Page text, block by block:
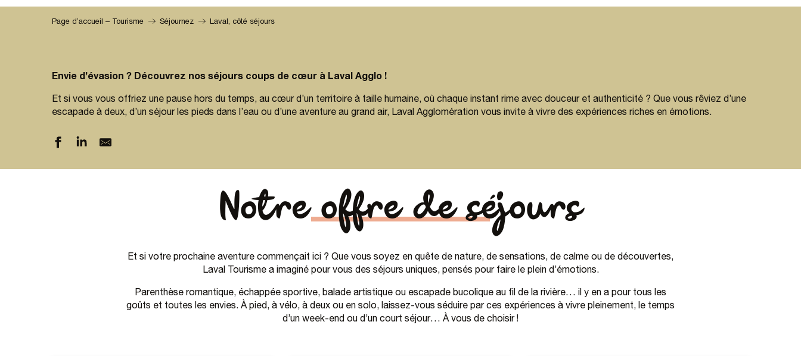
Page d’accueil – Tourisme Séjournez Laval, côté séjours
Envie d’évasion ? Découvrez nos séjours coups de cœur à Laval Agglo !
Et si vous vous offriez une pause hors du temps, au cœur d’un territoire à taille humaine, où chaque instant rime avec douceur et authenticité ? Que vous rêviez d’une
escapade à deux, d’un séjour les pieds dans l’eau ou d’une aventure au grand air, Laval Agglomération vous invite à vivre des expériences riches en émotions.
Notre offre de séjours
Et si votre prochaine aventure commençait ici ? Que vous soyez en quête de nature, de sensations, de calme ou de découvertes,
Laval Tourisme a imaginé pour vous des séjours uniques, pensés pour faire le plein d’émotions.
Parenthèse romantique, échappée sportive, balade artistique ou escapade bucolique au fil de la rivière… il y en a pour tous les
goûts et toutes les envies. À pied, à vélo, à deux ou en solo, laissez-vous séduire par ces expériences à vivre pleinement, le temps
d’un week-end ou d’un court séjour… À vous de choisir !